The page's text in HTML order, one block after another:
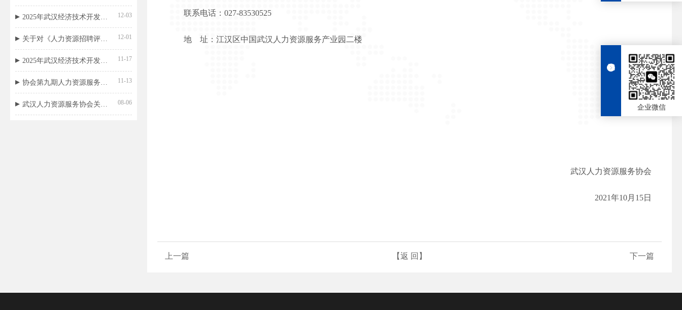
企业微信
2025年武汉经济技术开发区（汉南区）民政局残疾人就业援助岗位笔试成绩公示 12-03
关于对《人力资源招聘评价规范》团体标准公开征求意见的通知 12-01
2025年武汉经济技术开发区（汉南区）民政局残疾人就业援助岗位招聘公告 11-17
协会第九期人力资源服务机构国标宣贯名单公示 11-13
武汉人力资源服务协会关于开展《人力资源招聘评价规范》团体标准立项的公告 08-06
联系电话：027-83530525
地 址：江汉区中国武汉人力资源服务产业园二楼
武汉人力资源服务协会
2021年10月15日
上一篇 【返 回】 下一篇